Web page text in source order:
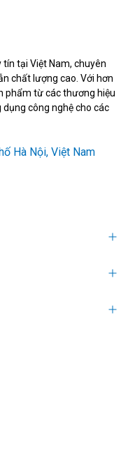
tín tại Việt Nam, chuyên
chất lượng cao. Với hơn
phẩm từ các thương hiệu
công nghệ cho các
Hà Nội, Việt Nam